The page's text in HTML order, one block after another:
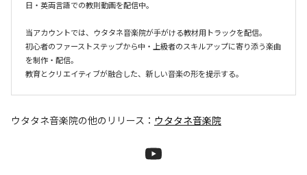
日・英両言語での教則動画を配信中。
当アカウントでは、ウタタネ音楽院が手がける教材用トラックを配信。
初心者のファーストステップから中・上級者のスキルアップに寄り添う楽曲
を制作・配信。
ウタタネ音楽院の他のリリース： ウタタネ音楽院